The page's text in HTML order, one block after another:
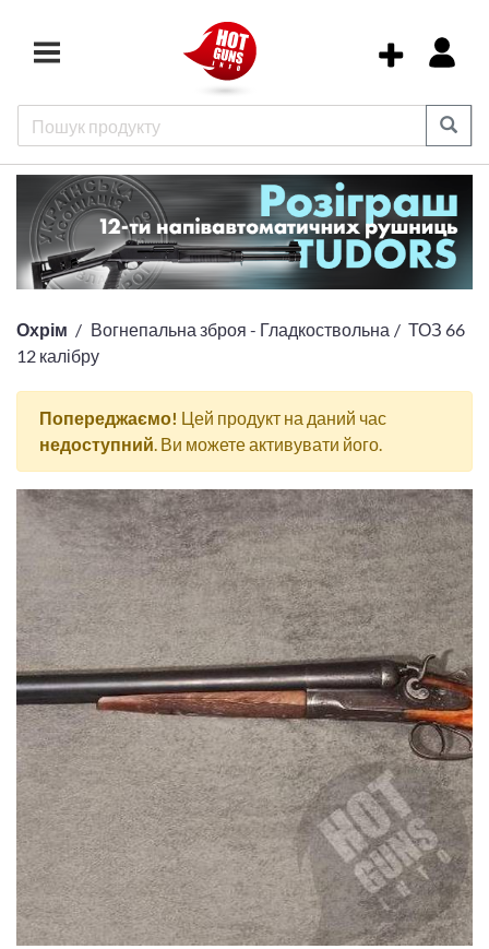
Охрім Вогнепальна зброя - Гладкоствольна
ТОЗ 66
12 калібру
Попереджаємо! Цей продукт на даний час
недоступний. Ви можете активувати його.